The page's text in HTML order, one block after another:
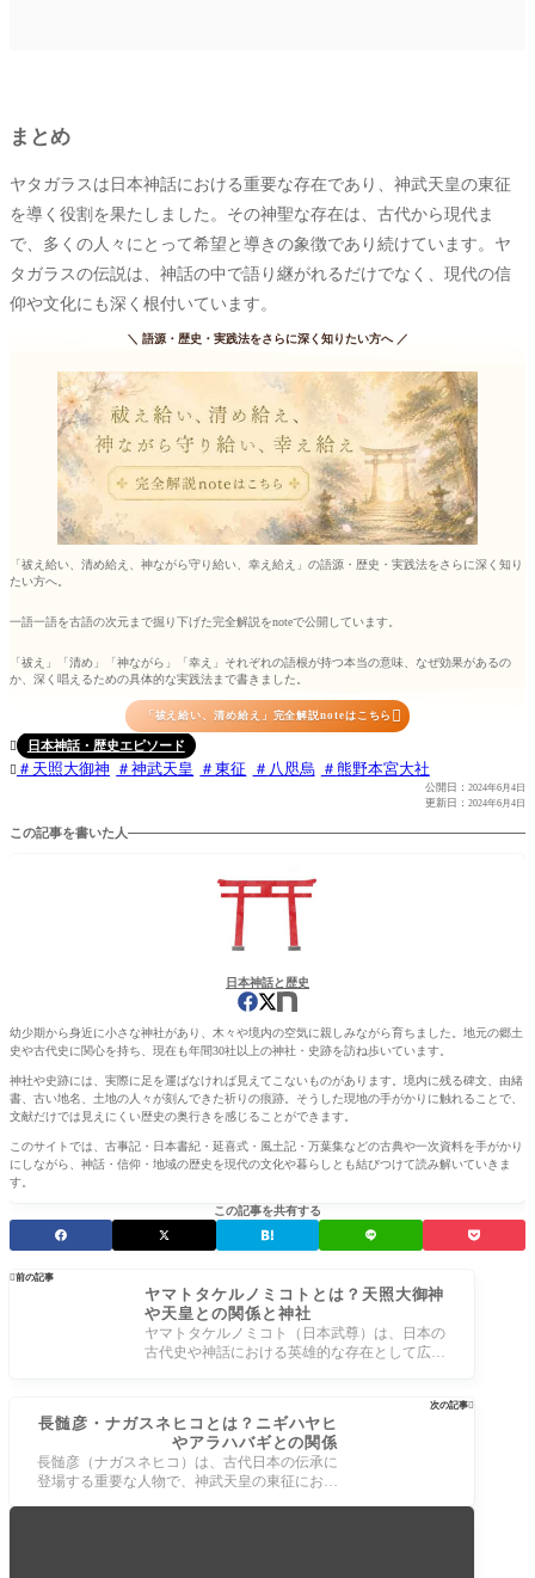
まとめ
ヤタガラスは日本神話における重要な存在であり、神武天皇の東征
を導く役割を果たしました。その神聖な存在は、古代から現代ま
で、多くの人々にとって希望と導きの象徴であり続けています。ヤ
タガラスの伝説は、神話の中で語り継がれるだけでなく、現代の信
仰や文化にも深く根付いています。
＼ 語源・歴史・実践法をさらに深く知りたい方へ／
「祓え給い、清め給え、神ながら守り給い、幸え給え」の語源・歴史・実践法をさらに深く知り
たい方へ。
一語一語を古語の次元まで掘り下げた完全解説をnoteで公開しています。
「祓え」「清め」「神ながら」「幸え」それぞれの語根が持つ本当の意味、なぜ効果があるの
か、深く唱えるための具体的な実践法まで書きました。
「祓え給い、清め給え」完全解説noteはこちら 
 日本神話・歴史エピソード
 天照大御神 神武天皇 東征 八咫烏 熊野本宮大社
公開日： 2024年6月4日
更新日： 2024年6月4日
この記事を書いた人
日本神話と歴史
幼少期から身近に小さな神社があり、木々や境内の空気に親しみながら育ちました。地元の郷土
史や古代史に関心を持ち、現在も年間30社以上の神社・史跡を訪ね歩いています。
神社や史跡には、実際に足を運ばなければ見えてこないものがあります。境内に残る碑文、由緒
書、古い地名、土地の人々が刻んできた祈りの痕跡。そうした現地の手がかりに触れることで、
文献だけでは見えにくい歴史の奥行きを感じることができます。
このサイトでは、古事記・日本書紀・延喜式・風土記・万葉集などの古典や一次資料を手がかり
にしながら、神話・信仰・地域の歴史を現代の文化や暮らしとも結びつけて読み解いていきま
す。
この記事を共有する
前の記事
ヤマトタケルノミコトとは？天照大御神
や天皇との関係と神社
ヤマトタケルノミコト（日本武尊）は、日本の
古代史や神話における英雄的な存在として広く
次の記事
長髄彦・ナガスネヒコとは？ニギハヤヒ
やアラハバギとの関係
長髄彦（ナガスネヒコ）は、古代日本の伝承に
登場する重要な人物で、神武天皇の東征におい